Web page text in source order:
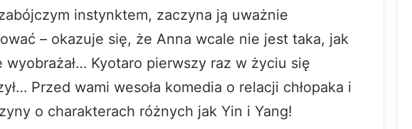
instynktem, zaczyna ją uważnie
– okazuje się, że Anna wcale nie jest taka, jak
wyobrażał… Kyotaro pierwszy raz w życiu się
Przed wami wesoła komedia o relacji chłopaka i
o charakterach różnych jak Yin i Yang!